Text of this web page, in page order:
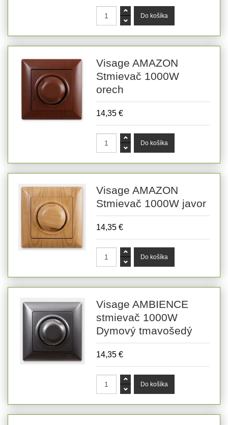
Visage AMAZON
Stmievač 1000W
orech
14,35 €
Visage AMAZON
Stmievač 1000W javor
14,35 €
Visage AMBIENCE
stmievač 1000W
Dymový tmavošedý
14,35 €